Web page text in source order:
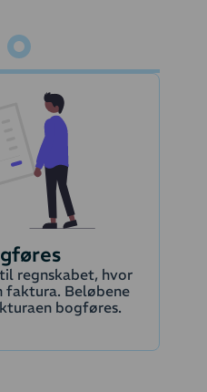
regnskabet, hvor
faktura. Beløbene
bogføres.